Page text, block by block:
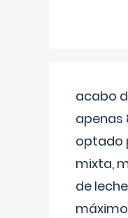
acabo
apenas
optado
mixta,
de